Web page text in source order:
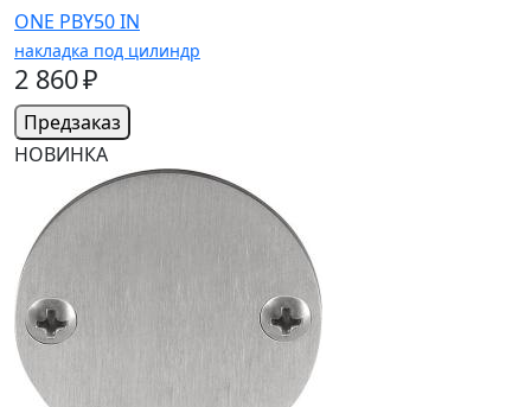
ONE PBY50 IN
накладка под цилиндр
2 860 ₽
Предзаказ
НОВИНКА